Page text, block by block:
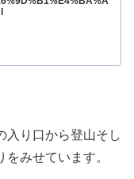
入り口から登山そし
みせています。